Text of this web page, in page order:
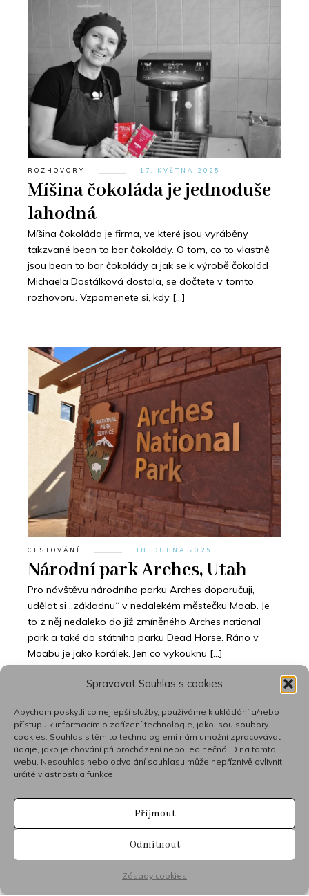
Spravovat Souhlas s cookies
Abychom poskytli co nejlepší služby, používáme k ukládání a/nebo
přístupu k informacím o zařízení technologie, jako jsou soubory
cookies. Souhlas s těmito technologiemi nám umožní zpracovávat
údaje, jako je chování při procházení nebo jedinečná ID na tomto
webu. Nesouhlas nebo odvolání souhlasu může nepříznivě ovlivnit
určité vlastnosti a funkce.
Příjmout
Odmítnout
Zásady cookies
ROZHOVORY 17. KVĚTNA 2025
Míšina čokoláda je jednoduše
lahodná
Míšina čokoláda je firma, ve které jsou vyráběny
takzvané bean to bar čokolády. O tom, co to vlastně
jsou bean to bar čokolády a jak se k výrobě čokolád
Michaela Dostálková dostala, se dočtete v tomto
rozhovoru. Vzpomenete si, kdy […]
CESTOVÁNÍ 18. DUBNA 2025
Národní park Arches, Utah
Pro návštěvu národního parku Arches doporučuji,
udělat si „základnu“ v nedalekém městečku Moab. Je
to z něj nedaleko do již zmíněného Arches national
park a také do státního parku Dead Horse. Ráno v
Moabu je jako korálek. Jen co vykouknu […]
1 2 3 … 7 ⟩
. Všechna práva vyhrazena.